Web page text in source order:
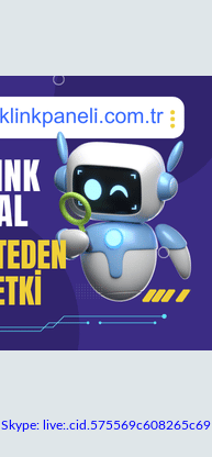
Skype: live:.cid.575569c608265c69